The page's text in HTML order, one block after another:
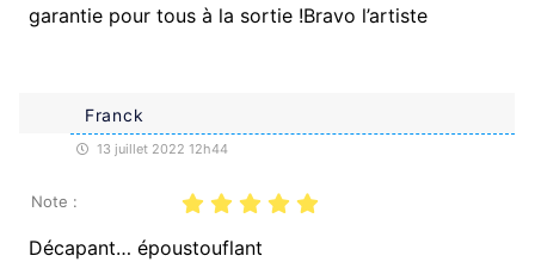
garantie pour tous à la sortie !Bravo l’artiste
Franck
13 juillet 2022 12h44
Note :
Décapant… époustouflant